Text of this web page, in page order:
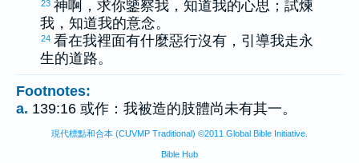
23 神啊，求你鑒察我，知道我的心思；試煉
我，知道我的意念。
24 看在我裡面有什麼惡行沒有，引導我走永
生的道路。
Footnotes:
a. 139:16 或作：我被造的肢體尚未有其一。
現代標點和合本 (CUVMP Traditional) ©2011 Global Bible Initiative.
Bible Hub